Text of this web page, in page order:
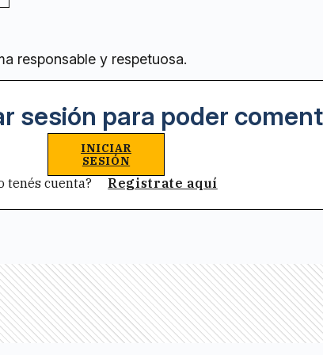
responsable y respetuosa.
sesión para poder
INICIAR
SESIÓN
tenés cuenta? Registrate aquí